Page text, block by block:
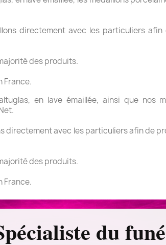
directement avec les particuliers
des produits.
France.
en lave émaillée, ainsi que nos
directement avec les particuliers afin de
des produits.
France.
du